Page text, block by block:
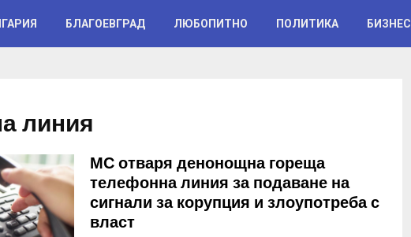
БЛАГОЕВГРАД ЛЮБОПИТНО ПОЛИТИКА БИЗНЕС
линия
МС отваря денонощна гореща
телефонна линия за подаване на
сигнали за корупция и злоупотреба с
власт